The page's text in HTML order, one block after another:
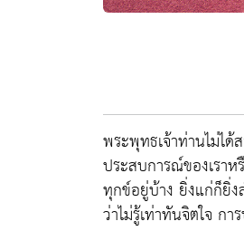
พระพุทธเจ้าท่านไม่ไ
ประสบการณ์ของเรา
ทุกข์อยู่บ้าง ยิ่งแก่ก็ยิ่ง
ว่าไม่รู้เท่าทันจิตใจ ก